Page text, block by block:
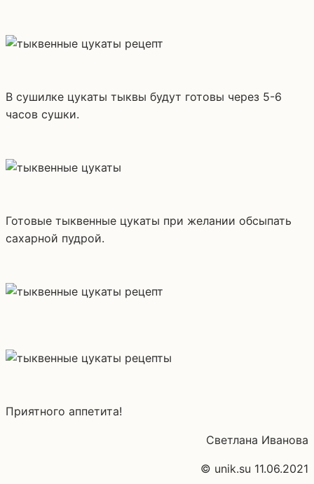
В сушилке цукаты тыквы будут готовы через 5-6
часов сушки.
Готовые тыквенные цукаты при желании обсыпать
сахарной пудрой.
Приятного аппетита!
Светлана Иванова
© unik.su 11.06.2021